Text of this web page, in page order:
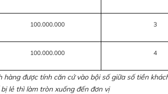
100.000.000 3
100.000.000 4
hàng được tính căn cứ vào bội số giữa số tiền
lẻ thì làm tròn xuống đến đơn vị